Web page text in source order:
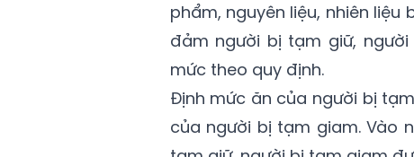
phẩm, nguyên liệu, nhiên
đảm người bị tạm giữ,
mức theo quy định.
Định mức ăn của người bị
của người bị tạm giam. Vào